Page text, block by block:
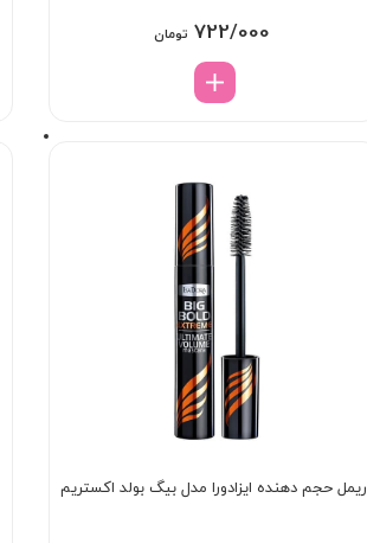
722/000 تومان
ریمل حجم دهنده ایزادورا مدل بیگ بولد اکستریم